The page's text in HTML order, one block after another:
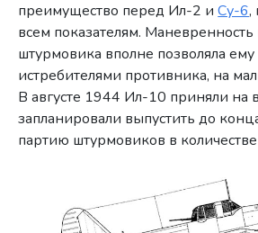
преимущество перед Ил-2 иСу-6,
всем показателям. Маневренность
штурмовика вполне позволяла
истребителями противника, на
В августе 1944 Ил-10 приняли на
запланировали выпустить до
партию штурмовиков в